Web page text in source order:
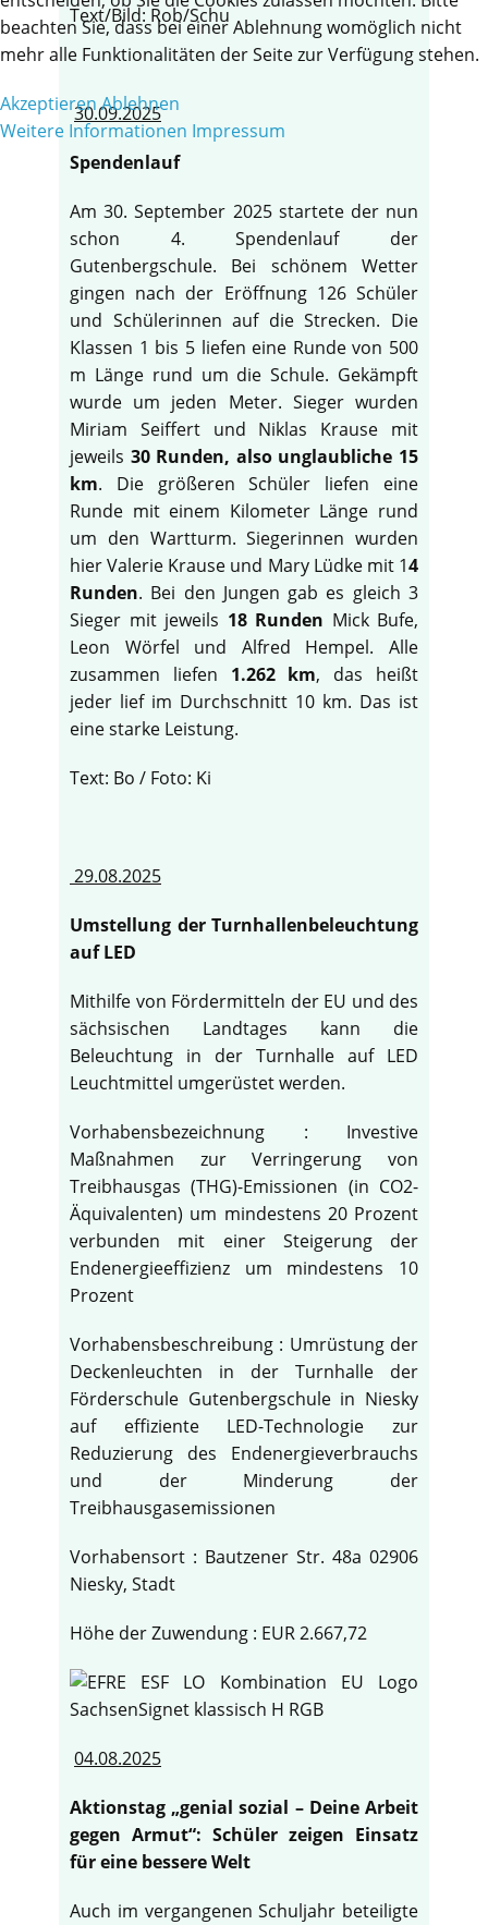
Text/Bild: Rob/Schu
30.09.2025
Spendenlauf
Am 30. September 2025 startete der nun
schon 4. Spendenlauf der
Gutenbergschule. Bei schönem Wetter
gingen nach der Eröffnung 126 Schüler
und Schülerinnen auf die Strecken. Die
Klassen 1 bis 5 liefen eine Runde von 500
m Länge rund um die Schule. Gekämpft
wurde um jeden Meter. Sieger wurden
Miriam Seiffert und Niklas Krause mit
jeweils 30 Runden, also unglaubliche 15
km. Die größeren Schüler liefen eine
Runde mit einem Kilometer Länge rund
um den Wartturm. Siegerinnen wurden
hier Valerie Krause und Mary Lüdke mit 14
Runden. Bei den Jungen gab es gleich 3
Sieger mit jeweils 18 Runden Mick Bufe,
Leon Wörfel und Alfred Hempel. Alle
zusammen liefen 1.262 km, das heißt
jeder lief im Durchschnitt 10 km. Das ist
eine starke Leistung.
Text: Bo / Foto: Ki
29.08.2025
Umstellung der Turnhallenbeleuchtung
auf LED
Mithilfe von Fördermitteln der EU und des
sächsischen Landtages kann die
Beleuchtung in der Turnhalle auf LED
Leuchtmittel umgerüstet werden.
Vorhabensbezeichnung : Investive
Maßnahmen zur Verringerung von
Treibhausgas (THG)-Emissionen (in CO2-
Äquivalenten) um mindestens 20 Prozent
verbunden mit einer Steigerung der
Endenergieeffizienz um mindestens 10
Prozent
Vorhabensbeschreibung : Umrüstung der
Deckenleuchten in der Turnhalle der
Förderschule Gutenbergschule in Niesky
auf effiziente LED-Technologie zur
Reduzierung des Endenergieverbrauchs
und der Minderung der
Treibhausgasemissionen
Vorhabensort : Bautzener Str. 48a 02906
Niesky, Stadt
Höhe der Zuwendung : EUR 2.667,72
04.08.2025
Aktionstag „genial sozial – Deine Arbeit
gegen Armut“: Schüler zeigen Einsatz
für eine bessere Welt
Auch im vergangenen Schuljahr beteiligte
beachten Sie, dass bei einer Ablehnung womöglich nicht
mehr alle Funktionalitäten der Seite zur Verfügung stehen.
Akzeptieren Ablehnen
Weitere Informationen Impressum